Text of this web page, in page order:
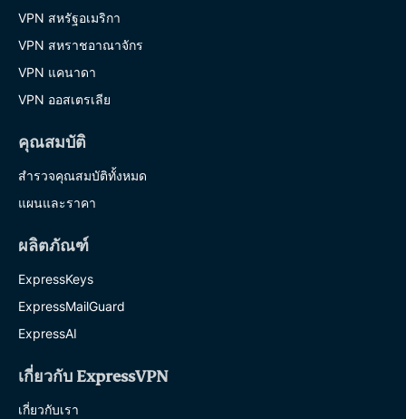
VPN สหรัฐอเมริกา
VPN สหราชอาณาจักร
VPN แคนาดา
VPN ออสเตรเลีย
คุณสมบัติ
สำรวจคุณสมบัติทั้งหมด
แผนและราคา
ผลิตภัณฑ์
ExpressKeys
ExpressMailGuard
ExpressAI
เกี่ยวกับ ExpressVPN
เกี่ยวกับเรา